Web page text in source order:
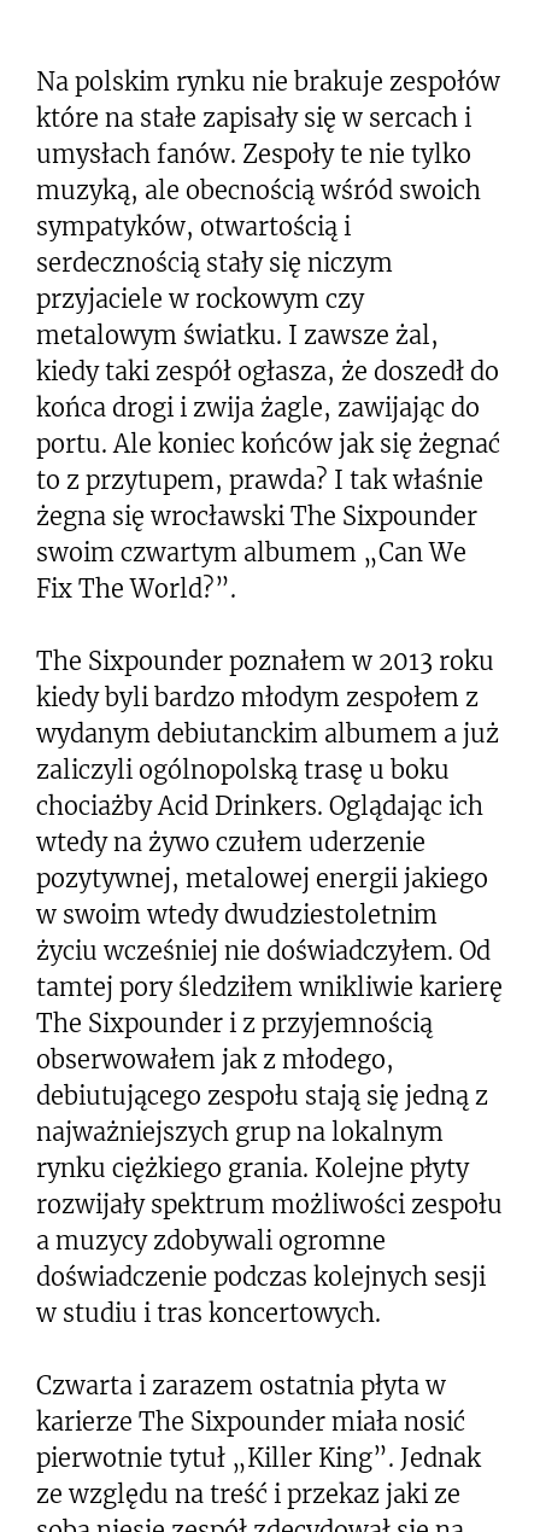
Na polskim rynku nie brakuje zespołów
które na stałe zapisały się w sercach i
umysłach fanów. Zespoły te nie tylko
muzyką, ale obecnością wśród swoich
sympatyków, otwartością i
serdecznością stały się niczym
przyjaciele w rockowym czy
metalowym światku. I zawsze żal,
kiedy taki zespół ogłasza, że doszedł do
końca drogi i zwija żagle, zawijając do
portu. Ale koniec końców jak się żegnać
to z przytupem, prawda? I tak właśnie
żegna się wrocławski The Sixpounder
swoim czwartym albumem „Can We
Fix The World?”.
The Sixpounder poznałem w 2013 roku
kiedy byli bardzo młodym zespołem z
wydanym debiutanckim albumem a już
zaliczyli ogólnopolską trasę u boku
chociażby Acid Drinkers. Oglądając ich
wtedy na żywo czułem uderzenie
pozytywnej, metalowej energii jakiego
w swoim wtedy dwudziestoletnim
życiu wcześniej nie doświadczyłem. Od
tamtej pory śledziłem wnikliwie karierę
The Sixpounder i z przyjemnością
obserwowałem jak z młodego,
debiutującego zespołu stają się jedną z
najważniejszych grup na lokalnym
rynku ciężkiego grania. Kolejne płyty
rozwijały spektrum możliwości zespołu
a muzycy zdobywali ogromne
doświadczenie podczas kolejnych sesji
w studiu i tras koncertowych.
Czwarta i zarazem ostatnia płyta w
karierze The Sixpounder miała nosić
pierwotnie tytuł „Killer King”. Jednak
ze względu na treść i przekaz jaki ze